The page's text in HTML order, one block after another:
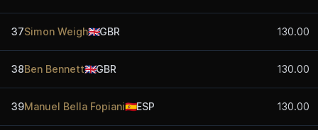
37Simon Weigh🇬🇧GBR 130.00
38Ben Bennett🇬🇧GBR 130.00
39Manuel Bella Fopiani🇪🇸ESP 130.00